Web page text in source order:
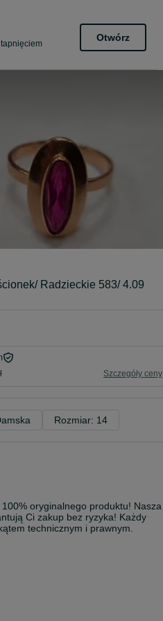
Otwórz
Radzieckie 583/ 4.09
Szczegóły ceny
Rozmiar: 14
oryginalnego produktu! Nasza
Ci zakup bez ryzyka! Każdy
technicznym i prawnym.